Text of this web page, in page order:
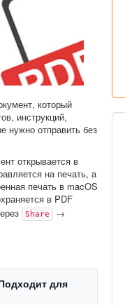
который
инструкций,
нужно отправить без
открывается в
на печать, а
печать в macOS
в PDF
Share →
для